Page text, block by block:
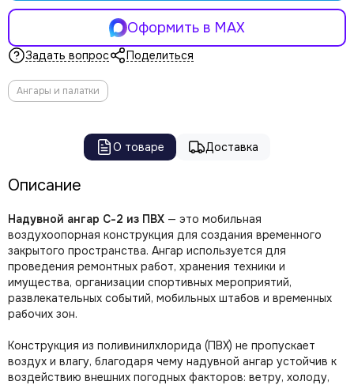
Оформить в MAX
Задать вопрос Поделиться
Ангары и палатки
О товаре Доставка
Описание
Надувной ангар С-2 из ПВХ — это мобильная
воздухоопорная конструкция для создания временного
закрытого пространства. Ангар используется для
проведения ремонтных работ, хранения техники и
имущества, организации спортивных мероприятий,
развлекательных событий, мобильных штабов и временных
рабочих зон.
Конструкция из поливинилхлорида (ПВХ) не пропускает
воздух и влагу, благодаря чему надувной ангар устойчив к
воздействию внешних погодных факторов: ветру, холоду,